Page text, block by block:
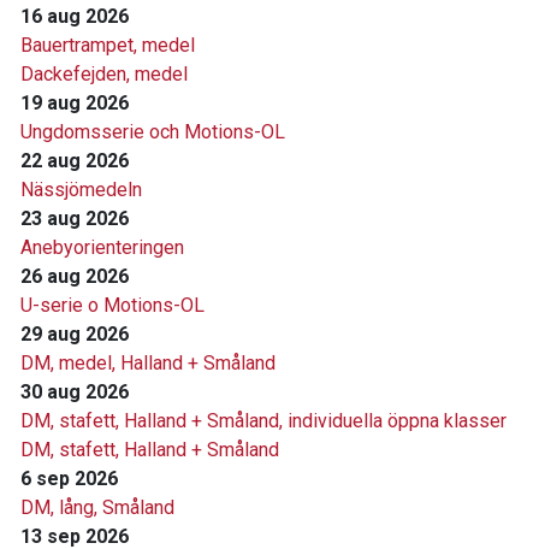
16 aug 2026
Bauertrampet, medel
Dackefejden, medel
19 aug 2026
Ungdomsserie och Motions-OL
22 aug 2026
Nässjömedeln
23 aug 2026
Anebyorienteringen
26 aug 2026
U-serie o Motions-OL
29 aug 2026
DM, medel, Halland + Småland
30 aug 2026
DM, stafett, Halland + Småland, individuella öppna klasser
DM, stafett, Halland + Småland
6 sep 2026
DM, lång, Småland
13 sep 2026